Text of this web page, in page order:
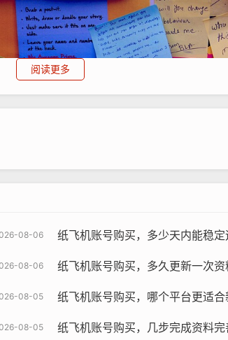
阅读更多
08-06 纸飞机账号购买，多少天内能稳
08-06 纸飞机账号购买，多久更新一次
08-05 纸飞机账号购买，哪个平台更适合新
08-05 纸飞机账号购买，几步完成资料